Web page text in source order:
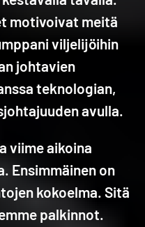
motivoivat meitä
viljelijöihin
johtavien
teknologian,
avulla.
viime aikoina
Ensimmäinen on
kokoelma. Sitä
palkinnot.